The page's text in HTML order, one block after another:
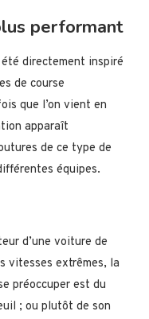
performant
directement inspiré
de course
que l’on vient en
apparaît
de ce type de
équipes.
d’une voiture de
vitesses extrêmes, la
préoccuper est du
; ou plutôt de son